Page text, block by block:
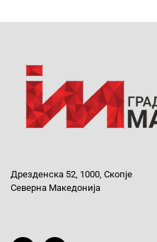
Дрезденска 52, 1000, Скопје
Северна Македонија